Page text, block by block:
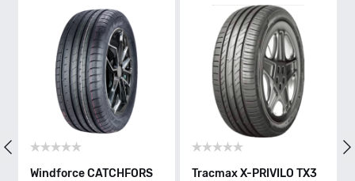
Indice greutate
Clasa de eficienta
Windforce CATCHFORS
Tracmax X-PRIVILO TX3